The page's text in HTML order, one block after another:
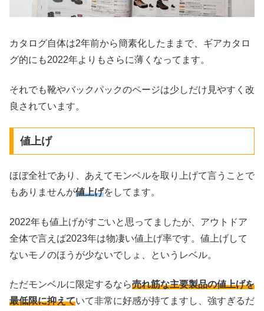
カタログ自体は2年前から簡素化したままで、ギアカタロ
グ的にも2022年よりもさらに薄くなってます。
それでも靴やバックパックのページは少しだけ見やすく改
良されています。
値上げ
ほぼ全社であり、あえてモンベルを取り上げて言うことで
もありませんが値上げをしてます。
2022年も値上げがすごいと思ってましたが、アウトドア
全体で言えば2023年は物凄い値上げ率です。値上げして
ないモノのほうが少ないでしょ、というレベル。
ただモンベルに限定するなら売れ筋な主要製品の値上げを
最低限に抑えていて非常に好感が持てますし、強すぎるだ